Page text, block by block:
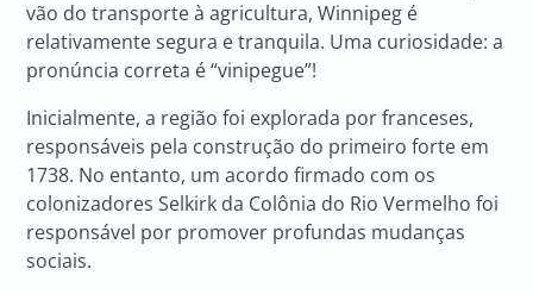
vão do transporte à agricultura, Winnipeg é
relativamente segura e tranquila. Uma curiosidade: a
pronúncia correta é “vinipegue”!
Inicialmente, a região foi explorada por franceses,
responsáveis pela construção do primeiro forte em
1738. No entanto, um acordo firmado com os
colonizadores Selkirk da Colônia do Rio Vermelho foi
responsável por promover profundas mudanças
sociais.